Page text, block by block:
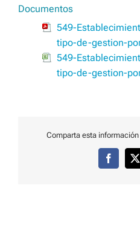
Documentos
549-
tipo-de-gestion-
549-
tipo-de-gestion-
Comparta esta
Facebook
X